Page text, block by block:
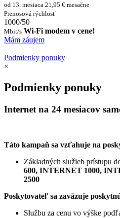
od 13. mesiaca 21,95 € mesačne
Prenosová rýchlosť
1000/50
Mbit/s Wi-Fi modem v cene!
Mám záujem
Podmienky ponuky
×
Podmienky ponuky
Internet na 24 mesiacov
Táto kampaň sa vzťahuje na
Základných služieb prístupu
600, INTERNET 1000,
2500
Poskytovateľ sa zaväzuje
Službu za cenu vo výške